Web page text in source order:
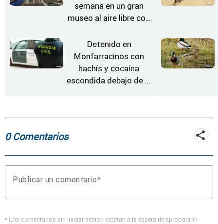
semana en un gran
museo al aire libre con
Detenido en
Monfarracinos con
hachís y cocaína
escondida debajo de la
0 Comentarios
Publicar un comentario
* Los comentarios sin iniciar sesión estarán a la espera de aprobación